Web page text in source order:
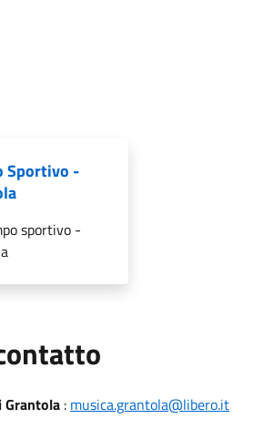
Sportivo -
sportivo -
Grantola : musica.grantola@libero.it